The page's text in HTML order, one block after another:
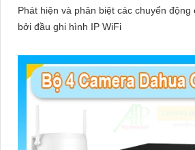
Phát hiện và phân biệt các chuyển
bởi đầu ghi hình IP WiFi